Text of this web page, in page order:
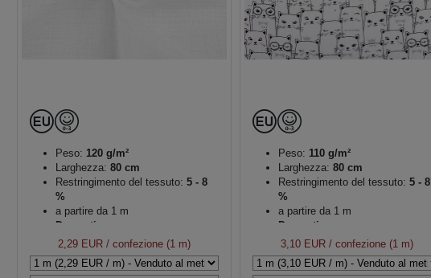
Peso: 120 g/m²
Larghezza: 80 cm
Restringimento del tessuto: 5 - 8
%
a partire da 1 m
Decorativo
2,29 EUR/ confezione (1 m)
Peso: 110 g/m²
Larghezza: 80 cm
Restringimento del tessuto: 5 - 8
%
a partire da 1 m
Decorativo
3,10 EUR/ confezione (1 m)